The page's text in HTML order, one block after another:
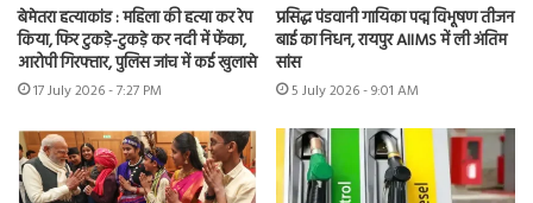
बेमेतरा हत्याकांड : महिला की हत्या कर रेप
किया, फिर टुकड़े-टुकड़े कर नदी में फेंका,
आरोपी गिरफ्तार, पुलिस जांच में कई खुलासे
17 July 2026 - 7:27 PM
प्रसिद्ध पंडवानी गायिका पद्म विभूषण तीजन
बाई का निधन, रायपुर AIIMS में ली अंतिम
सांस
5 July 2026 - 9:01 AM